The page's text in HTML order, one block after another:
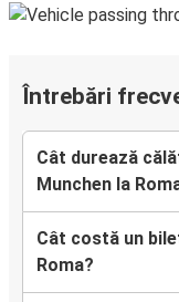
Întrebări
Cât durează
Munchen la
Cât costă un
Roma?